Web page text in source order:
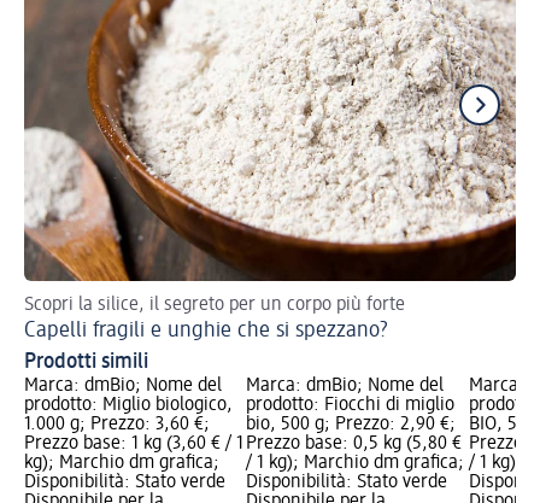
Scopri la silice, il segreto per un corpo più forte
Capelli fragili e unghie che si spezzano?
Prodotti simili
Marca: dmBio; Nome del
prodotto: Miglio biologico,
1.000 g; Prezzo: 3,60 €;
Prezzo base: 1 kg (3,60 € / 1
kg); Marchio dm grafica;
Disponibilità: Stato verde
Marca: dmBio; Nome del
prodotto: Fiocchi di miglio
bio, 500 g; Prezzo: 2,90 €;
Prezzo base: 0,5 kg (5,80 €
/ 1 kg); Marchio dm grafica;
Disponibilità: Stato verde
Marca:
BIO,
Prezzo
/ 1 kg);